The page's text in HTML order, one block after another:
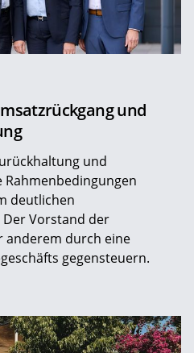
und
und
deutlichen
Vorstand der
durch eine
gegensteuern.